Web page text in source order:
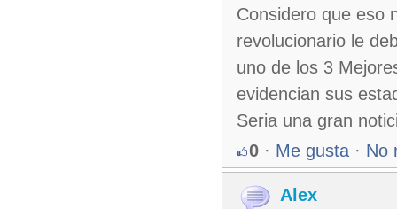
Considero que eso
revolucionario le
uno de los 3
evidencian sus
Seria una gran
0 · Me gusta · No
Alex